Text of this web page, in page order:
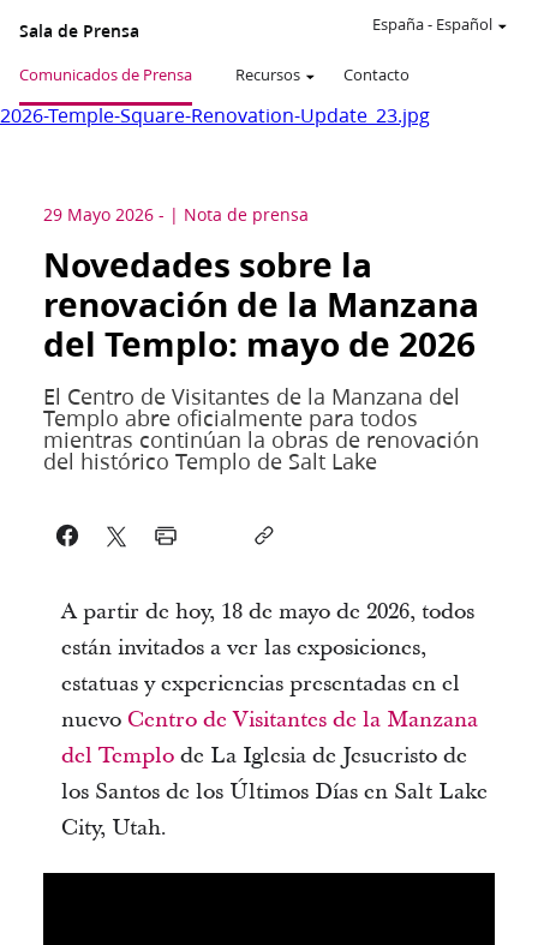
Sala de Prensa
Comunicados de Prensa Recursos Contacto
España- Español
2026-Temple-Square-Renovation-Update_23.jpg
29 Mayo 2026 - Nota de prensa
Novedades sobre la
renovación de la Manzana
del Templo: mayo de 2026
El Centro de Visitantes de la Manzana del
Templo abre oficialmente para todos
mientras continúan la obras de renovación
del histórico Templo de Salt Lake
A partir de hoy, 18 de mayo de 2026, todos
están invitados a ver las exposiciones,
estatuas y experiencias presentadas en el
nuevo Centro de Visitantes de la Manzana
del Templode La Iglesia de Jesucristo de
los Santos de los Últimos Días en Salt Lake
City, Utah.